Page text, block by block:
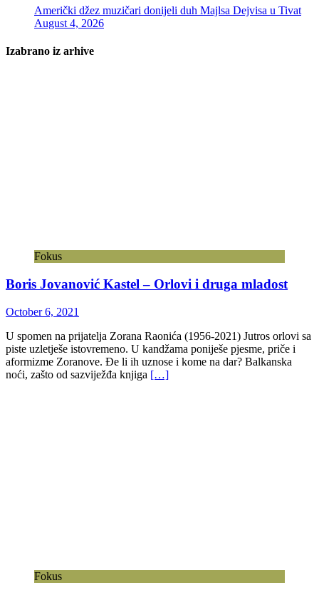
Američki džez muzičari donijeli duh Majlsa Dejvisa u Tivat
August 4, 2026
Izabrano iz arhive
Fokus
Boris Jovanović Kastel – Orlovi i druga mladost
October 6, 2021
U spomen na prijatelja Zorana Raonića (1956-2021) Jutros orlovi sa
piste uzletješe istovremeno. U kandžama poniješe pjesme, priče i
aformizme Zoranove. Đe li ih uznose i kome na dar? Balkanska
noći, zašto od sazviježđa knjiga […]
Fokus